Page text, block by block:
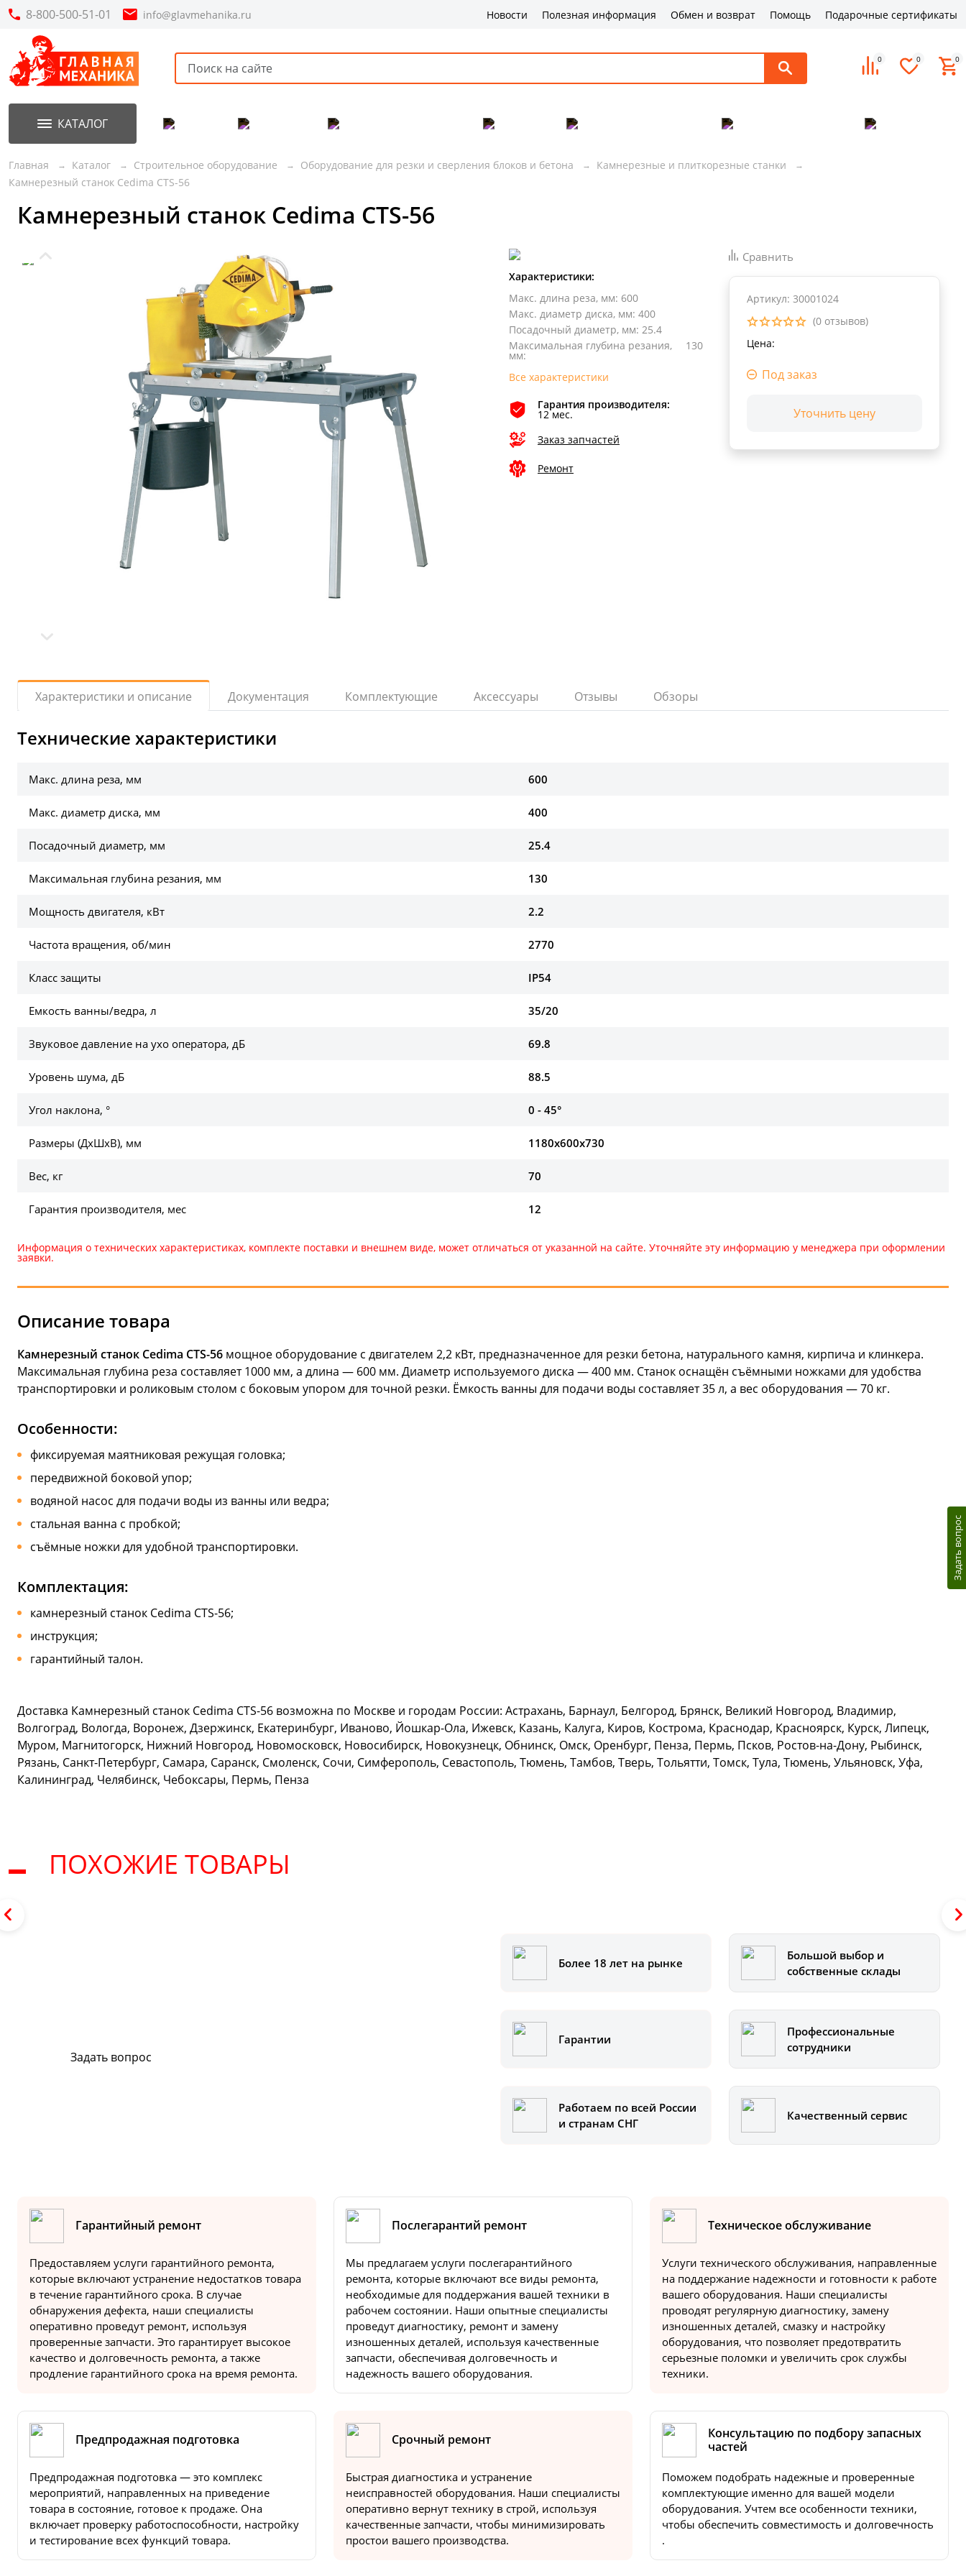
8-800-500-51-01 info@glavmehanika.ru Новости Полезная информация Обмен и возврат Помощь Подарочные сертификаты
0 0 0
КАТАЛОГ
Главная Каталог Строительное оборудование Оборудование для резки и сверления блоков и бетона
Камнерезные и плиткорезные станки
Камнерезный станок Cedima CTS-56
Камнерезный станок Cedima CTS-56
Характеристики:
Макс. длина реза, мм: 600
Макс. диаметр диска, мм: 400
Посадочный диаметр, мм: 25.4
Максимальная глубина резания,
мм:
130
Все характеристики
Гарантия производителя:
12 мес.
Заказ запчастей
Ремонт
Сравнить
Артикул: 30001024
(0 отзывов)
Цена:
Под заказ
Уточнить цену
Характеристики и описание Документация Комплектующие Аксессуары Отзывы Обзоры
Технические характеристики
Макс. длина реза, мм 600
Макс. диаметр диска, мм 400
Посадочный диаметр, мм 25.4
Максимальная глубина резания, мм 130
Мощность двигателя, кВт 2.2
Частота вращения, об/мин 2770
Класс защиты IP54
Емкость ванны/ведра, л 35/20
Звуковое давление на ухо оператора, дБ 69.8
Уровень шума, дБ 88.5
Угол наклона, ° 0 - 45°
Размеры (ДхШхВ), мм 1180х600х730
Вес, кг 70
Гарантия производителя, мес 12
Информация о технических характеристиках, комплекте поставки и внешнем виде, может отличаться от указанной на сайте. Уточняйте эту информацию у менеджера при оформлении
заявки.
Описание товара
Камнерезный станок Cedima CTS-56 мощное оборудование с двигателем 2,2 кВт, предназначенное для резки бетона, натурального камня, кирпича и клинкера.
Максимальная глубина реза составляет 1000 мм, а длина — 600 мм. Диаметр используемого диска — 400 мм. Станок оснащён съёмными ножками для удобства
транспортировки и роликовым столом с боковым упором для точной резки. Ёмкость ванны для подачи воды составляет 35 л, а вес оборудования — 70 кг.
Особенности:
фиксируемая маятниковая режущая головка;
передвижной боковой упор;
водяной насос для подачи воды из ванны или ведра;
стальная ванна с пробкой;
съёмные ножки для удобной транспортировки.
Комплектация:
камнерезный станок Cedima CTS-56;
инструкция;
гарантийный талон.
Доставка Камнерезный станок Cedima CTS-56 возможна по Москве и городам России: Астрахань, Барнаул, Белгород, Брянск, Великий Новгород, Владимир,
Волгоград, Вологда, Воронеж, Дзержинск, Екатеринбург, Иваново, Йошкар-Ола, Ижевск, Казань, Калуга, Киров, Кострома, Краснодар, Красноярск, Курск, Липецк,
Муром, Магнитогорск, Нижний Новгород, Новомосковск, Новосибирск, Новокузнецк, Обнинск, Омск, Оренбург, Пенза, Пермь, Псков, Ростов-на-Дону, Рыбинск,
Рязань, Санкт-Петербург, Самара, Саранск, Смоленск, Сочи, Симферополь, Севастополь, Тюмень, Тамбов, Тверь, Тольятти, Томск, Тула, Тюмень, Ульяновск, Уфа,
Калининград, Челябинск, Чебоксары, Пермь, Пенза
ПОХОЖИЕ ТОВАРЫ
Задать вопрос
Более 18 лет на рынке
Большой выбор и
собственные склады
Гарантии
Профессиональные
сотрудники
Работаем по всей России
и странам СНГ
Качественный сервис
Гарантийный ремонт
Предоставляем услуги гарантийного ремонта,
которые включают устранение недостатков товара
в течение гарантийного срока. В случае
обнаружения дефекта, наши специалисты
оперативно проведут ремонт, используя
проверенные запчасти. Это гарантирует высокое
качество и долговечность ремонта, а также
продление гарантийного срока на время ремонта.
Послегарантий ремонт
Мы предлагаем услуги послегарантийного
ремонта, которые включают все виды ремонта,
необходимые для поддержания вашей техники в
рабочем состоянии. Наши опытные специалисты
проведут диагностику, ремонт и замену
изношенных деталей, используя качественные
запчасти, обеспечивая долговечность и
надежность вашего оборудования.
Техническое обслуживание
Услуги технического обслуживания, направленные
на поддержание надежности и готовности к работе
вашего оборудования. Наши специалисты
проводят регулярную диагностику, замену
изношенных деталей, смазку и настройку
оборудования, что позволяет предотвратить
серьезные поломки и увеличить срок службы
техники.
Предпродажная подготовка
Предпродажная подготовка — это комплекс
мероприятий, направленных на приведение
товара в состояние, готовое к продаже. Она
включает проверку работоспособности, настройку
и тестирование всех функций товара.
Срочный ремонт
Быстрая диагностика и устранение
неисправностей оборудования. Наши специалисты
оперативно вернут технику в строй, используя
качественные запчасти, чтобы минимизировать
простои вашего производства.
Консультацию по подбору запасных
частей
Поможем подобрать надежные и проверенные
комплектующие именно для вашей модели
оборудования. Учтем все особенности техники,
чтобы обеспечить совместимость и долговечность
.
Задать вопрос